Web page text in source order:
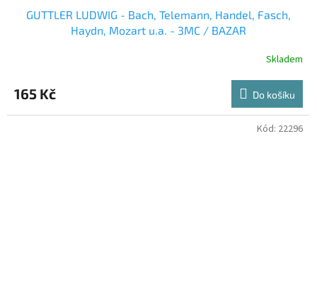
GUTTLER LUDWIG - Bach, Telemann, Handel, Fasch,
Haydn, Mozart u.a. - 3MC / BAZAR
Skladem
165 Kč Do košíku
Kód: 22296